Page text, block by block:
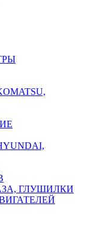
ГЛУШИЛКИ